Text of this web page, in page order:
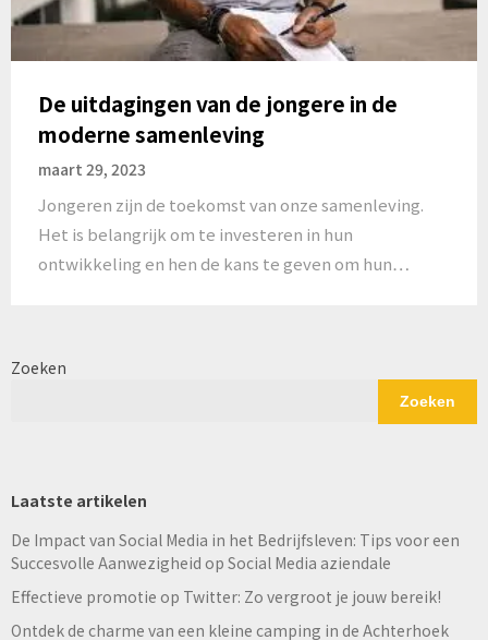
De uitdagingen van de jongere in de
moderne samenleving
maart 29, 2023
Jongeren zijn de toekomst van onze samenleving.
Het is belangrijk om te investeren in hun
ontwikkeling en hen de kans te geven om hun…
Zoeken
Zoeken
Laatste artikelen
De Impact van Social Media in het Bedrijfsleven: Tips voor een
Succesvolle Aanwezigheid op Social Media aziendale
Effectieve promotie op Twitter: Zo vergroot je jouw bereik!
Ontdek de charme van een kleine camping in de Achterhoek